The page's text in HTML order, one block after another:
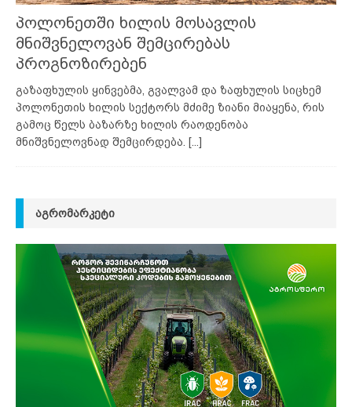
პოლონეთში ხილის მოსავლის
მნიშვნელოვან შემცირებას
პროგნოზირებენ
გაზაფხულის ყინვებმა, გვალვამ და ზაფხულის სიცხემ
პოლონეთის ხილის სექტორს მძიმე ზიანი მიაყენა, რის
გამოც წელს ბაზარზე ხილის რაოდენობა
მნიშვნელოვნად შემცირდება. [...]
ᲐᲒᲠᲝᲛᲐᲠᲙᲔᲢᲘ